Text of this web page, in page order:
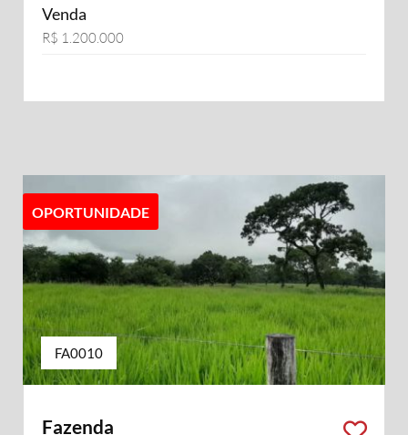
Venda
R$ 1.200.000
OPORTUNIDADE
FA0010
Fazenda